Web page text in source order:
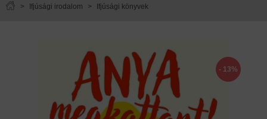
> Ifjúsági irodalom > Ifjúsági könyvek
- 13%